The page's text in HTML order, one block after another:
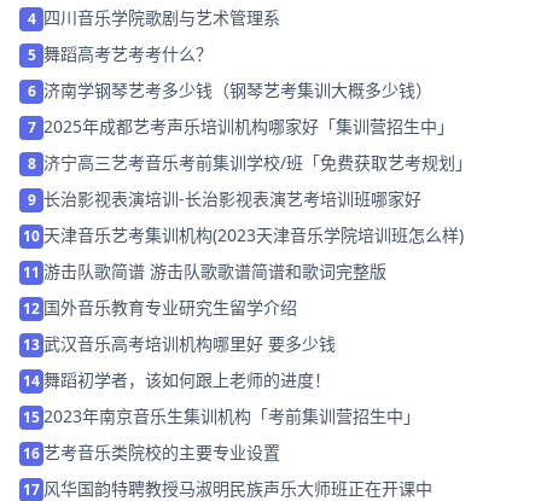
4 四川音乐学院歌剧与艺术管理系
5 舞蹈高考艺考考什么？
6 济南学钢琴艺考多少钱（钢琴艺考集训大概多少钱）
7 2025年成都艺考声乐培训机构哪家好「集训营招生中」
8 济宁高三艺考音乐考前集训学校/班「免费获取艺考规划」
9 长治影视表演培训-长治影视表演艺考培训班哪家好
10 天津音乐艺考集训机构(2023天津音乐学院培训班怎么样)
11 游击队歌简谱 游击队歌歌谱简谱和歌词完整版
12 国外音乐教育专业研究生留学介绍
13武汉音乐高考培训机构哪里好 要多少钱
14舞蹈初学者，该如何跟上老师的进度！
15 2023年南京音乐生集训机构「考前集训营招生中」
16艺考音乐类院校的主要专业设置
17 风华国韵特聘教授马淑明民族声乐大师班正在开课中